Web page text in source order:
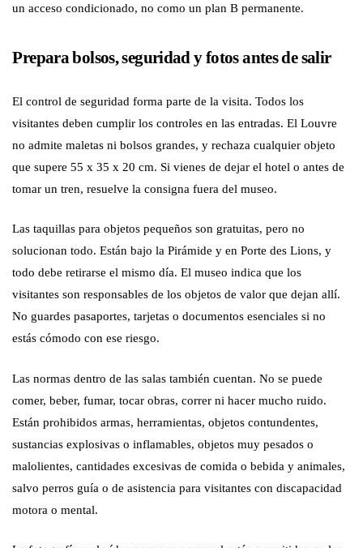
un acceso condicionado, no como un plan B permanente.
Prepara bolsos, seguridad y fotos antes de salir
El control de seguridad forma parte de la visita. Todos los
visitantes deben cumplir los controles en las entradas. El Louvre
no admite maletas ni bolsos grandes, y rechaza cualquier objeto
que supere 55 x 35 x 20 cm. Si vienes de dejar el hotel o antes de
tomar un tren, resuelve la consigna fuera del museo.
Las taquillas para objetos pequeños son gratuitas, pero no
solucionan todo. Están bajo la Pirámide y en Porte des Lions, y
todo debe retirarse el mismo día. El museo indica que los
visitantes son responsables de los objetos de valor que dejan allí.
No guardes pasaportes, tarjetas o documentos esenciales si no
estás cómodo con ese riesgo.
Las normas dentro de las salas también cuentan. No se puede
comer, beber, fumar, tocar obras, correr ni hacer mucho ruido.
Están prohibidos armas, herramientas, objetos contundentes,
sustancias explosivas o inflamables, objetos muy pesados o
malolientes, cantidades excesivas de comida o bebida y animales,
salvo perros guía o de asistencia para visitantes con discapacidad
motora o mental.